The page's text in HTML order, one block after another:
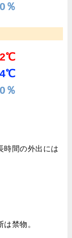
％
％
時間の外出には
禁物。